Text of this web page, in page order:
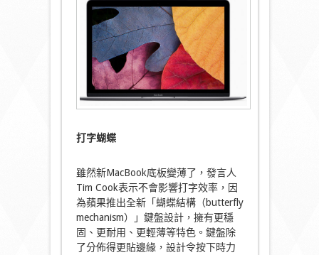
打字蝴蝶
雖然新MacBook底板變薄了，發言人
Tim Cook表示不會影響打字效率，因
為蘋果推出全新「蝴蝶結構（butterfly
mechanism）」鍵盤設計，擁有更穩
固、更耐用、更輕薄等特色。鍵盤除
了分佈得更貼邊緣，設計令按下時力